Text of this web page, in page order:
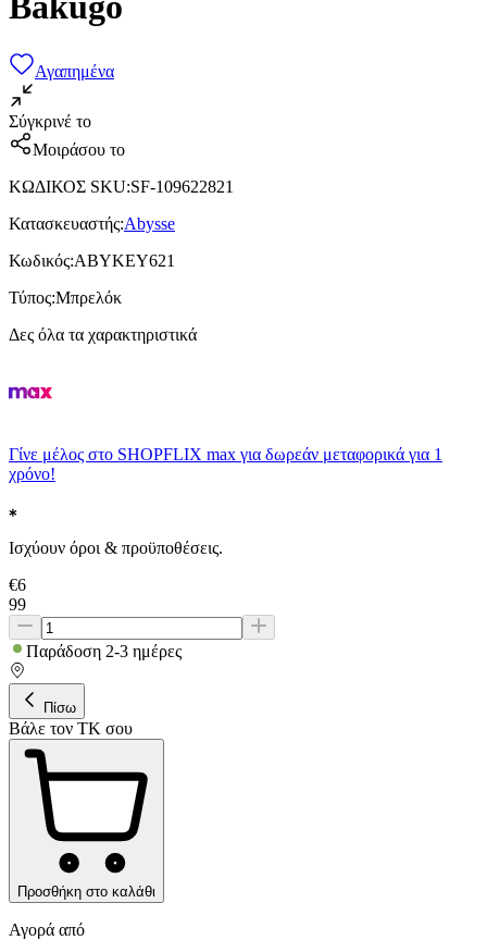
Αγαπημένα
Σύγκρινέ το
Μοιράσου το
ΚΩΔΙΚΟΣ SKU:SF-109622821
Κατασκευαστής:Abysse
Κωδικός:ABYKEY621
Τύπος:Μπρελόκ
Δες όλα τα χαρακτηριστικά
Γίνε μέλος στο SHOPFLIX max για δωρεάν μεταφορικά για 1
χρόνο!
Ισχύουν όροι & προϋποθέσεις.
€6
99
Παράδοση 2-3 ημέρες
Πίσω
Βάλε τον ΤΚ σου
Προσθήκη στο καλάθι
Αγορά από